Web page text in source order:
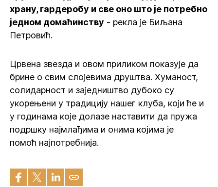
храну, гардеробу и све оно што је потребно
једном домаћинству - рекла је Биљана
Петровић.
Црвена звезда и овом приликом показује да
брине о свим слојевима друштва. Хуманост,
солидарност и заједништво дубоко су
укорењени у традицију нашег клуба, који ће и
у годинама које долазе наставити да пружа
подршку најмлађима и онима којима је
помоћ најпотребнија.